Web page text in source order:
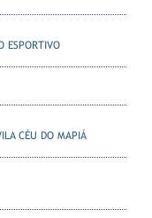
ESPORTIVO
CÉU DO MAPIÁ